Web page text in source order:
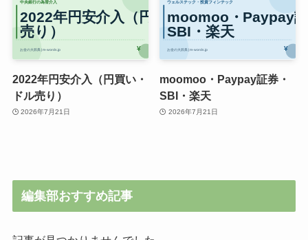
2022年円安介入（円買い・
ドル売り）
2026年7月21日
moomoo・Paypay証券・
SBI・楽天
2026年7月21日
編集部おすすめ記事